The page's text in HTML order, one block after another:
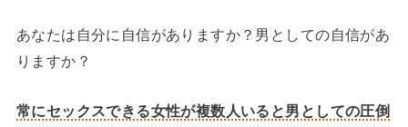
あなたは自分に自信がありますか？男としての自信があ
りますか？
常にセックスできる女性が複数人いると男としての圧倒